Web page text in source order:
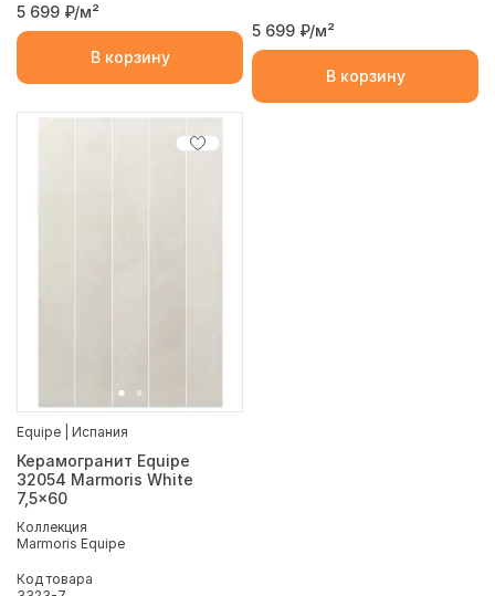
5 699 ₽/м²
В корзину
5 699 ₽/м²
В корзину
Equipe | Испания
Керамогранит Equipe
32054 Marmoris White
7,5x60
Коллекция
Marmoris Equipe
Код товара